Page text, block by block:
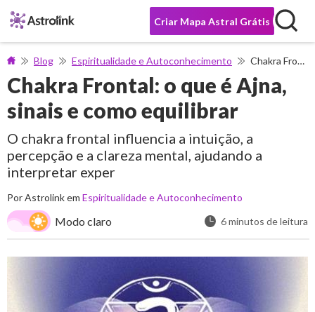
Criar Mapa Astral Grátis
Blog Espiritualidade e Autoconhecimento Chakra Frontal: o que é Ajna, sinais e como equilibrar
Chakra Frontal: o que é Ajna,
sinais e como equilibrar
O chakra frontal influencia a intuição, a
percepção e a clareza mental, ajudando a
interpretar exper
Por Astrolink em Espiritualidade e Autoconhecimento
Modo claro 6 minutos de leitura